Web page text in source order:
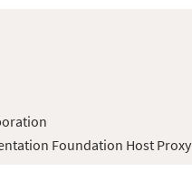
Foundation Host Proxy